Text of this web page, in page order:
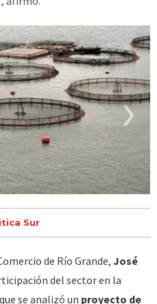
›
Sur
de Río Grande, José
del sector en la
se analizó un proyecto de